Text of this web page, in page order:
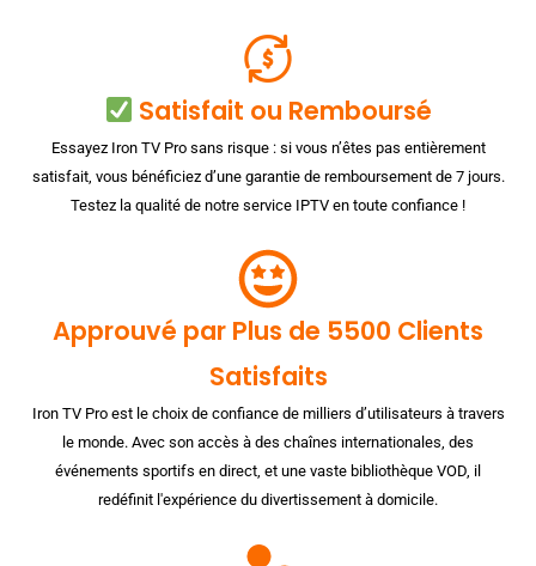
Satisfait ou Remboursé
Essayez Iron TV Pro sans risque : si vous n’êtes pas entièrement
satisfait, vous bénéficiez d’une garantie de remboursement de 7 jours.
Testez la qualité de notre service IPTV en toute confiance !
Approuvé par Plus de 5500 Clients
Satisfaits
Iron TV Pro est le choix de confiance de milliers d’utilisateurs à travers
le monde. Avec son accès à des chaînes internationales, des
événements sportifs en direct, et une vaste bibliothèque VOD, il
redéfinit l'expérience du divertissement à domicile.